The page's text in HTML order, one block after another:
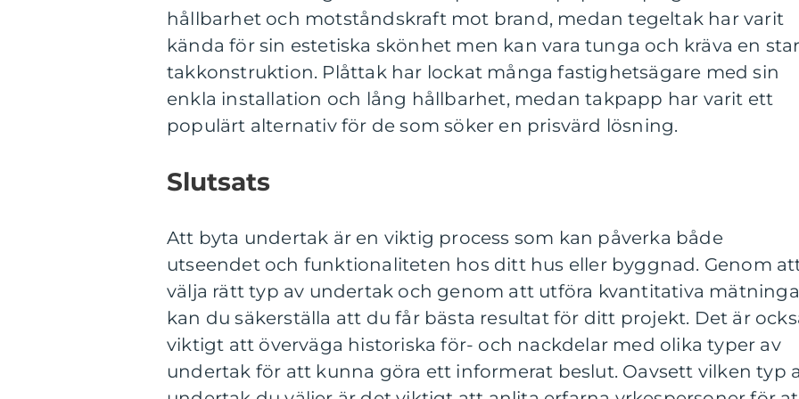
hållbarhet och motståndskraft mot brand, medan tegeltak har varit
kända för sin estetiska skönhet men kan vara tunga och kräva en
takkonstruktion. Plåttak har lockat många fastighetsägare med sin
enkla installation och lång hållbarhet, medan takpapp har varit ett
populärt alternativ för de som söker en prisvärd lösning.
Slutsats
Att byta undertak är en viktig process som kan påverka både
utseendet och funktionaliteten hos ditt hus eller byggnad. Genom
välja rätt typ av undertak och genom att utföra kvantitativa
kan du säkerställa att du får bästa resultat för ditt projekt. Det är
viktigt att överväga historiska för- och nackdelar med olika typer av
undertak för att kunna göra ett informerat beslut. Oavsett vilken typ